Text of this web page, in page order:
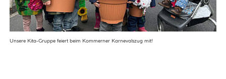
Unsere Kita-Gruppe feiert beim Kommerner Karnevalszug mit!